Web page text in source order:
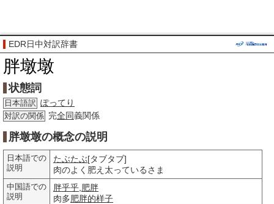
EDR日中対訳辞書
胖墩墩
状態詞
日本語訳 ぽってり
対訳の関係 完全同義関係
胖墩墩の概念の説明
日本語での
説明
たぶたぶ[タブタブ]
肉のよく肥え太っているさま
中国語での
説明
胖乎乎 肥胖
肉多肥胖的样子